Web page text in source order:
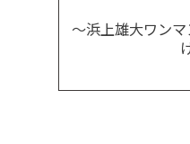
〜浜上雄大ワン